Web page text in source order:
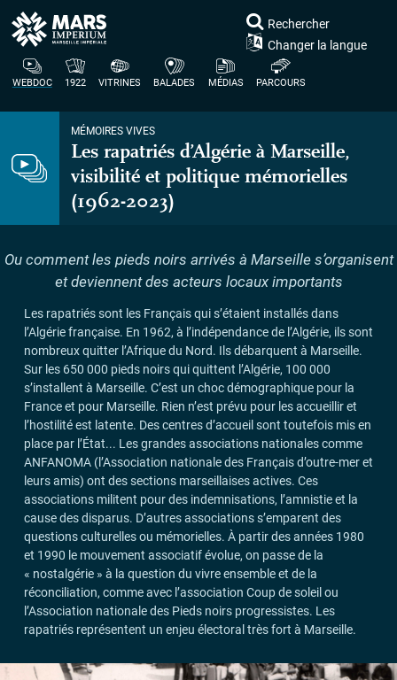
WEBDOC 1922 VITRINES BALADES MÉDIAS PARCOURS
Rechercher
Changer la langue
MÉMOIRES VIVES
Les rapatriés d’Algérie à Marseille,
visibilité et politique mémorielles
(1962-2023)
Ou comment les pieds noirs arrivés à Marseille s’organisent
et deviennent des acteurs locaux importants
Les rapatriés sont les Français qui s’étaient installés dans
l’Algérie française. En 1962, à l’indépendance de l’Algérie, ils sont
nombreux quitter l’Afrique du Nord. Ils débarquent à Marseille.
Sur les 650 000 pieds noirs qui quittent l’Algérie, 100 000
s’installent à Marseille. C’est un choc démographique pour la
France et pour Marseille. Rien n’est prévu pour les accueillir et
l’hostilité est latente. Des centres d’accueil sont toutefois mis en
place par l’État... Les grandes associations nationales comme
ANFANOMA(l’Association nationale des Français d’outre-mer et
leurs amis) ont des sections marseillaises actives. Ces
associations militent pour des indemnisations, l’amnistie et la
cause des disparus. D’autres associations s’emparent des
questions culturelles ou mémorielles. À partir des années 1980
et 1990 le mouvement associatif évolue, on passe de la
« nostalgérie » à la question du vivre ensemble et de la
réconciliation, comme avec l’association Coup de soleil ou
l’Association nationale des Pieds noirs progressistes. Les
rapatriés représentent un enjeu électoral très fort à Marseille.